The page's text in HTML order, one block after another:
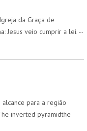
da Graça de
Jesus veio cumprir a lei. --
alcance para a região
inverted pyramidthe